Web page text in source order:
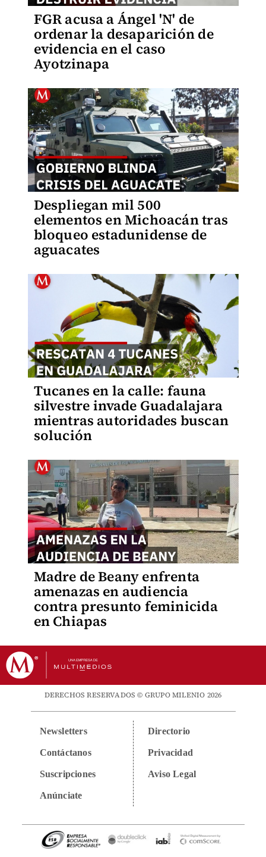
FGR acusa a Ángel 'N' de
ordenar la desaparición de
evidencia en el caso
Ayotzinapa
Despliegan mil 500
elementos en Michoacán tras
bloqueo estadunidense de
aguacates
Tucanes en la calle: fauna
silvestre invade Guadalajara
mientras autoridades buscan
solución
Madre de Beany enfrenta
amenazas en audiencia
contra presunto feminicida
en Chiapas
DERECHOS RESERVADOS © GRUPO MILENIO 2026
Newsletters
Contáctanos
Suscripciones
Anúnciate
Directorio
Privacidad
Aviso Legal